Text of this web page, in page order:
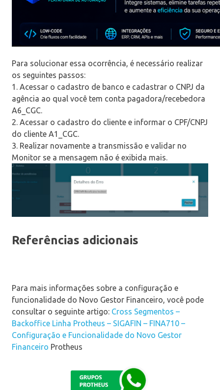
Para solucionar essa ocorrência, é necessário realizar
os seguintes passos:
1. Acessar o cadastro de banco e cadastrar o CNPJ da
agência ao qual você tem conta pagadora/recebedora
A6_CGC.
2. Acessar o cadastro do cliente e informar o CPF/CNPJ
do cliente A1_CGC.
3. Realizar novamente a transmissão e validar no
Monitor se a mensagem não é exibida mais.
Referências adicionais
Para mais informações sobre a configuração e
funcionalidade do Novo Gestor Financeiro, você pode
consultar o seguinte artigo: Cross Segmentos –
Backoffice Linha Protheus – SIGAFIN – FINA710 –
Configuração e Funcionalidade do Novo Gestor
Financeiro Protheus